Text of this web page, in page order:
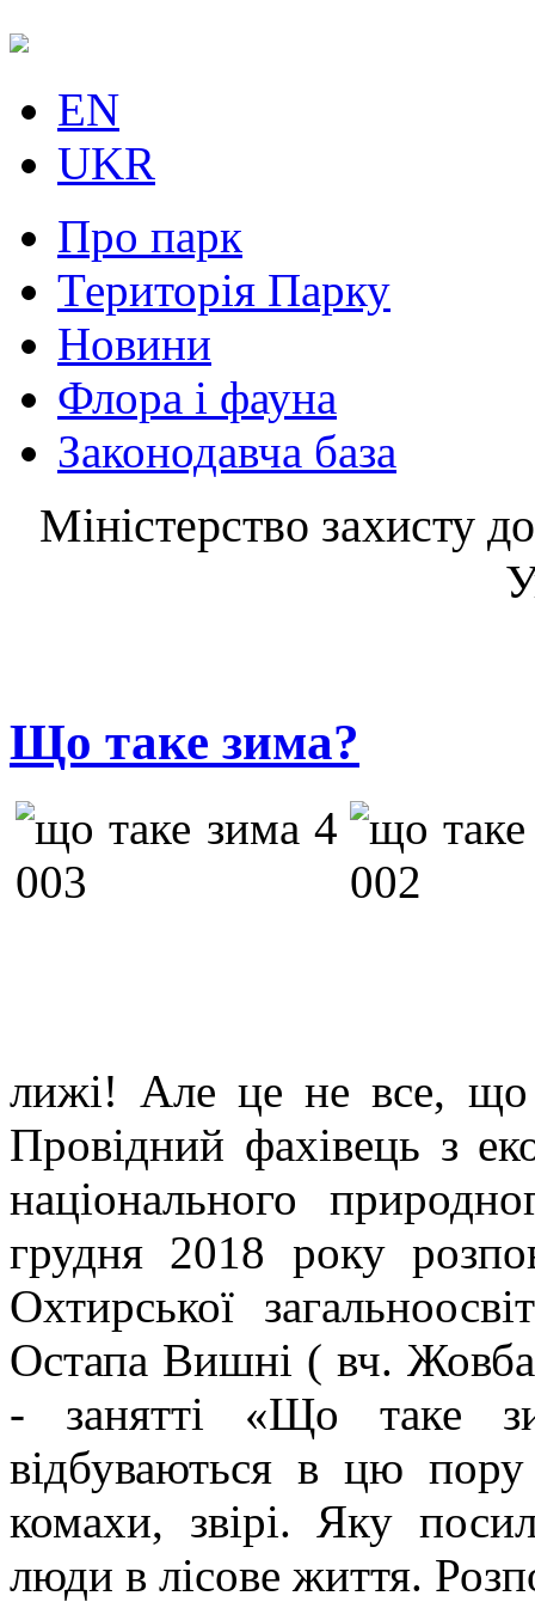
EN
UKR
Про парк
Територія Парку
Новини
Флора і фауна
Законодавча база
Міністерство захисту
Що таке зима?
лижі! Але це не все, що
Провідний фахівець з
національного
грудня 2018 року
Охтирської
Остапа Вишні ( вч.
- занятті «Що таке
відбуваються в цю
комахи, звірі. Яку
люди в лісове життя.